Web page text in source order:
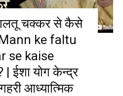
चक्कर से कैसे
ke faltu
se kaise
ईशा योग केन्द्र
आध्यात्मिक